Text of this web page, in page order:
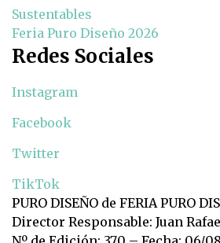
Sustentables
Feria Puro Diseño 2026
Redes Sociales
Instagram
Facebook
Twitter
TikTok
PURO DISEÑO de FERIA PURO
Director Responsable: Juan